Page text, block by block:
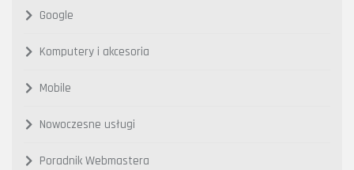
Google
Komputery i akcesoria
Mobile
Nowoczesne usługi
Poradnik Webmastera